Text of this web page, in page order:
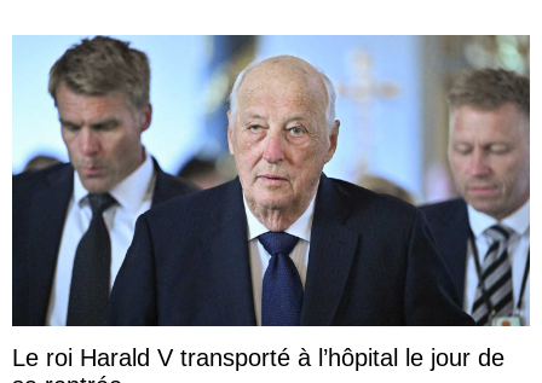
Le roi Harald V transporté à l’hôpital le jour de